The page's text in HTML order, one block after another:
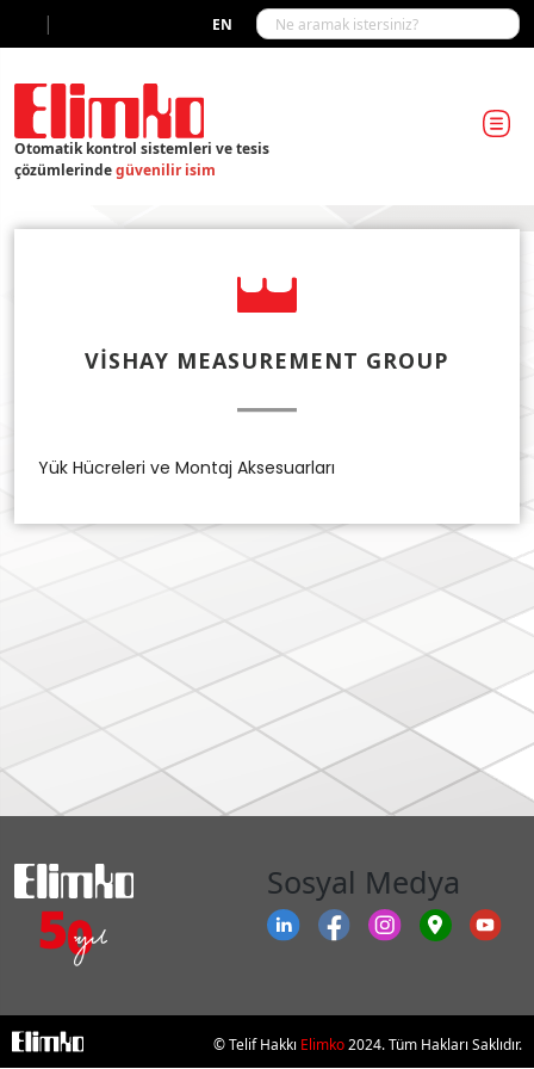
EN
|
Otomatik kontrol sistemleri ve tesis
çözümlerindegüvenilir isim
VISHAY MEASUREMENT GROUP
Yük Hücreleri ve Montaj Aksesuarları
Sosyal Medya
© Telif Hakkı Elimko2024. Tüm Hakları Saklıdır.